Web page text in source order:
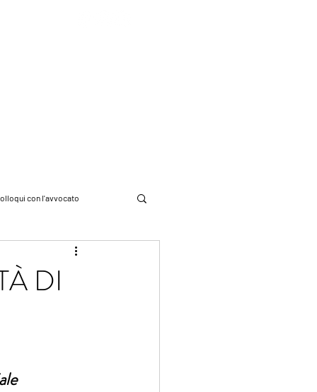
con l'avvocato
DI